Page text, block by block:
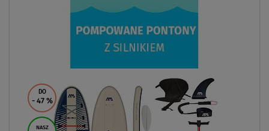
DO
- 47 %
NASZ